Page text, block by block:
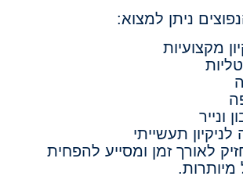
ניתן למצוא:
מקצועיות
ונייר
לניקיון תעשייתי
לאורך זמן ומסייע להפחית
מיותרות.